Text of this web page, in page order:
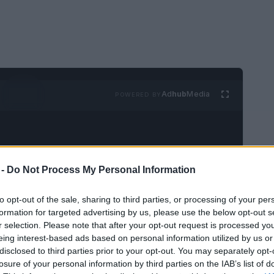
Do Not Process My Personal Information
opt-out of the sale, sharing to third parties, or processing of your
for targeted advertising by us, please use the below opt-out
selection. Please note that after your opt-out request is processed
interest-based ads based on personal information utilized by us
to third parties prior to your opt-out. You may separately
of your personal information by third parties on the IAB’s list of
AdhubMedia
vida, donde cada rincón cuenta una
del tiempo. Así es el Grande Museo
a punto de abrir sus puertas en el Cairo.
dedicado a la antigua civilización egipcia,